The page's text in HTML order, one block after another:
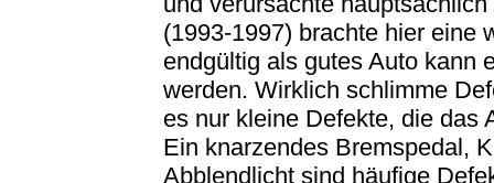
(1993-1997) brachte hier eine
endgültig als gutes Auto kann
werden. Wirklich schlimme
es nur kleine Defekte, die das
Ein knarzendes Bremspedal,
Abblendlicht sind häufige